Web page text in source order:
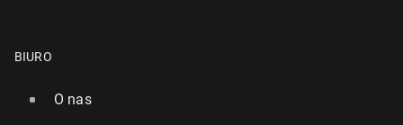
BIURO
O nas